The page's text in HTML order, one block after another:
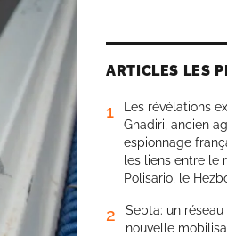
ARTICLES LES
1
Les révélations
Ghadiri, ancien
espionnage
les liens entre le
Polisario, le
2
Sebta: un
nouvelle